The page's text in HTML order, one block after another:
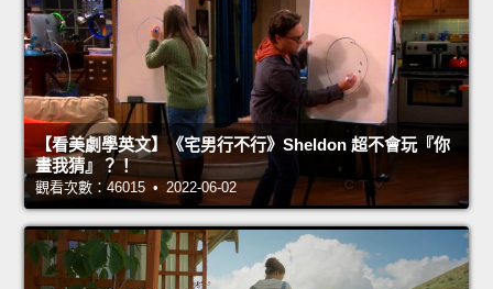
【看美劇學英文】《宅男行不行》Sheldon 超不會玩『你
畫我猜』？！
觀看次數：46015 • 2022-06-02